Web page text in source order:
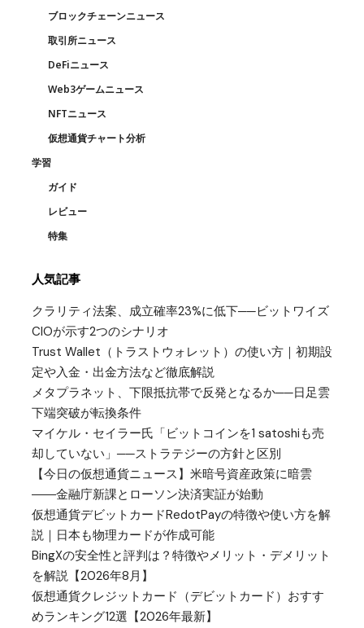
ブロックチェーンニュース
取引所ニュース
DeFiニュース
Web3ゲームニュース
NFTニュース
仮想通貨チャート分析
学習
ガイド
レビュー
特集
人気記事
クラリティ法案、成立確率23%に低下──ビットワイズ
CIOが示す2つのシナリオ
Trust Wallet（トラストウォレット）の使い方｜初期設
定や入金・出金方法など徹底解説
メタプラネット、下限抵抗帯で反発となるか──日足雲
下端突破が転換条件
マイケル・セイラー氏「ビットコインを1 satoshiも売
却していない」──ストラテジーの方針と区別
【今日の仮想通貨ニュース】米暗号資産政策に暗雲
――金融庁新課とローソン決済実証が始動
仮想通貨デビットカードRedotPayの特徴や使い方を解
説｜日本も物理カードが作成可能
BingXの安全性と評判は？特徴やメリット・デメリット
を解説【2026年8月】
仮想通貨クレジットカード（デビットカード）おすす
めランキング12選【2026年最新】